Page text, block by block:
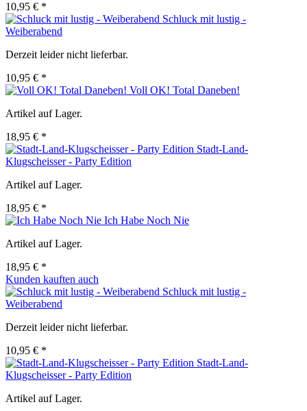
10,95 € *
Schluck mit lustig -
Weiberabend
Derzeit leider nicht lieferbar.
10,95 € *
Voll OK! Total Daneben!
Artikel auf Lager.
18,95 € *
Stadt-Land-
Klugscheisser - Party Edition
Artikel auf Lager.
18,95 € *
Ich Habe Noch Nie
Artikel auf Lager.
18,95 € *
Kunden kauften auch
Schluck mit lustig -
Weiberabend
Derzeit leider nicht lieferbar.
10,95 € *
Stadt-Land-
Klugscheisser - Party Edition
Artikel auf Lager.